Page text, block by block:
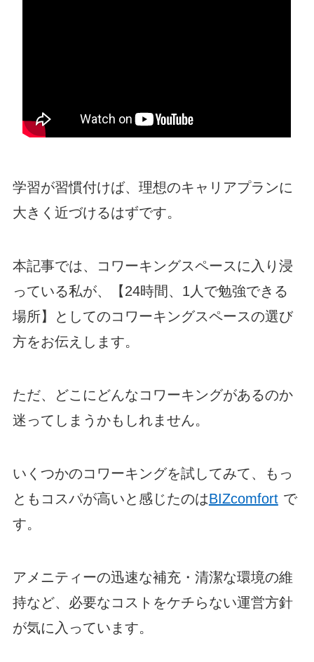
学習が習慣付けば、理想のキャリアプランに
大きく近づけるはずです。
本記事では、コワーキングスペースに入り浸
っている私が、【24時間、1人で勉強できる
場所】としてのコワーキングスペースの選び
方をお伝えします。
ただ、どこにどんなコワーキングがあるのか
迷ってしまうかもしれません。
いくつかのコワーキングを試してみて、もっ
ともコスパが高いと感じたのはBIZcomfort で
す。
アメニティーの迅速な補充・清潔な環境の維
持など、必要なコストをケチらない運営方針
が気に入っています。